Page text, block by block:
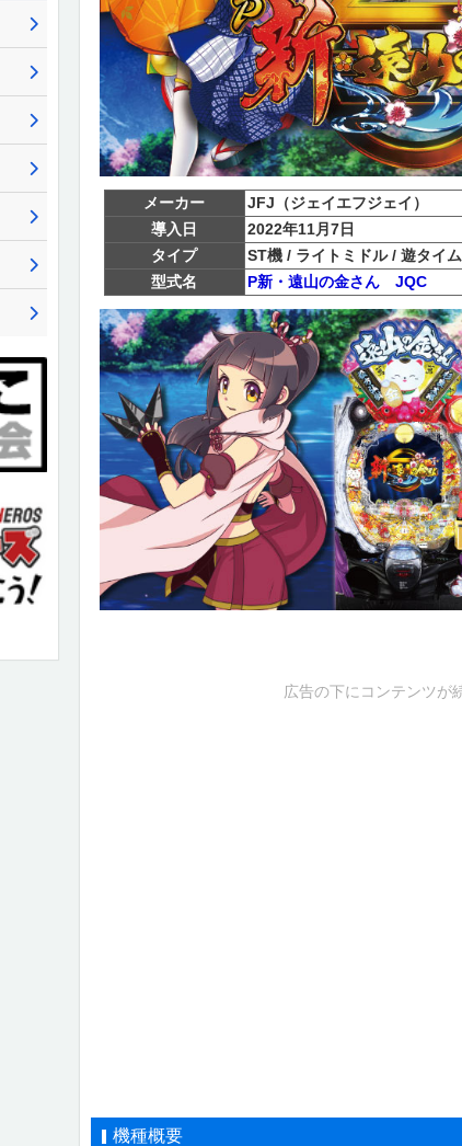
メーカー
JFJ（ジェイエフジェイ）
導入日
2022年11月7日
タイプ
ST機 / ライトミドル / 遊タイム
型式名
P新・遠山の金さん JQC
広告の下にコンテンツが
機種概要